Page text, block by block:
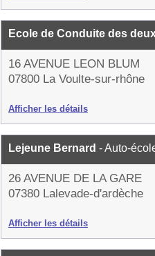
Ecole de Conduite des
16 AVENUE LEON BLUM
07800 La Voulte-sur-rhône
Afficher les détails
Lejeune Bernard - Auto-
26 AVENUE DE LA GARE
07380 Lalevade-d'ardèche
Afficher les détails